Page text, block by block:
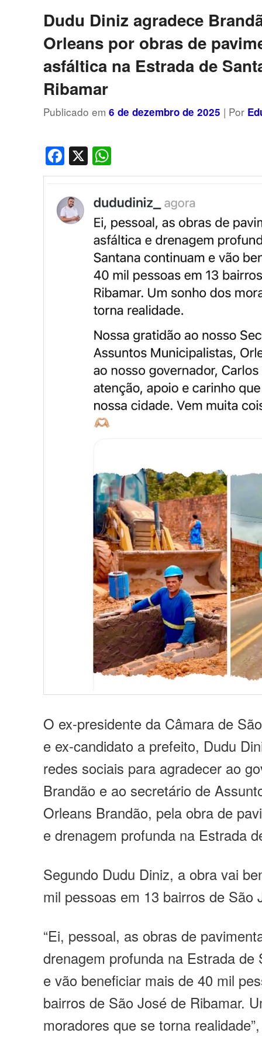
Dudu Diniz agradece
Orleans por obras de
asfáltica na Estrada de
Ribamar
Publicado em6 de dezembro de 2025 | Por
Facebook
X
O ex-presidente da Câmara de
e ex-candidato a prefeito, Dudu
redes sociais para agradecer ao
Brandão e ao secretário de
Orleans Brandão, pela obra de
e drenagem profunda na Estrada
Segundo Dudu Diniz, a obra vai
mil pessoas em 13 bairros de São
“Ei, pessoal, as obras de
drenagem profunda na Estrada de
e vão beneficiar mais de 40 mil
bairros de São José de Ribamar.
moradores que se torna